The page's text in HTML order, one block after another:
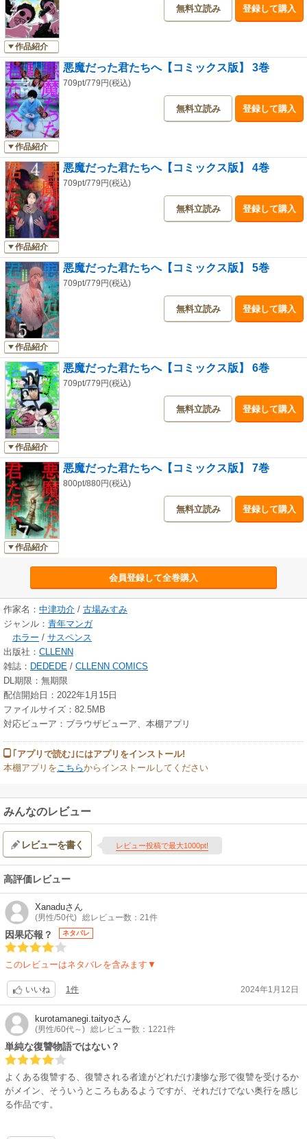
作品紹介
無料立読み 登録して購入
作品紹介
悪魔だった君たちへ【コミックス版】 3巻
709pt/779円(税込)
無料立読み 登録して購入
作品紹介
悪魔だった君たちへ【コミックス版】 4巻
709pt/779円(税込)
無料立読み 登録して購入
作品紹介
悪魔だった君たちへ【コミックス版】 5巻
709pt/779円(税込)
無料立読み 登録して購入
作品紹介
悪魔だった君たちへ【コミックス版】 6巻
709pt/779円(税込)
無料立読み 登録して購入
作品紹介
悪魔だった君たちへ【コミックス版】 7巻
800pt/880円(税込)
無料立読み 登録して購入
会員登録して全巻購入
作家名： 中津功介 / 古場みすみ
ジャンル： 青年マンガ
ホラー / サスペンス
出版社： CLLENN
雑誌： DEDEDE / CLLENN COMICS
DL期限：無期限
配信開始日：2022年1月15日
ファイルサイズ：82.5MB
対応ビューア：ブラウザビューア、本棚アプリ
｢アプリで読む｣にはアプリをインストール!
本棚アプリを こちらからインストールしてください
みんなのレビュー
レビューを書く レビュー投稿で最大1000pt!
高評価レビュー
Xanaduさん
(男性/50代) 総レビュー数：21件
因果応報？ ネタバレ
このレビューはネタバレを含みます▼
いいね 1件 2024年1月12日
kurotamanegi.taityoさん
(男性/60代～) 総レビュー数：1221件
単純な復讐物語ではない？
よくある復讐する、復讐される者達がどれだけ凄惨な形で復讐を受けるか
がメイン、そういうところもあるようですが、それだけでない奥行を感じ
る作品です。